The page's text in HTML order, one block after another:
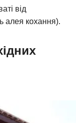
від
алея кохання).